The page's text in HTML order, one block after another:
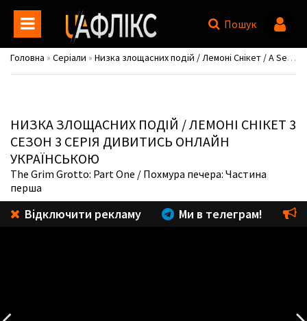
Пошук
Головна » Серіали » Низка злощасних подій / Лемоні Снікет / A Series of Unfortunate Events
НИЗКА ЗЛОЩАСНИХ ПОДІЙ / ЛЕМОНІ СНІКЕТ 3
СЕЗОН 3 СЕРІЯ ДИВИТИСЬ ОНЛАЙН
УКРАЇНСЬКОЮ
The Grim Grotto: Part One / Похмура печера: Частина
перша
Відключити рекламу Ми в телеграм!